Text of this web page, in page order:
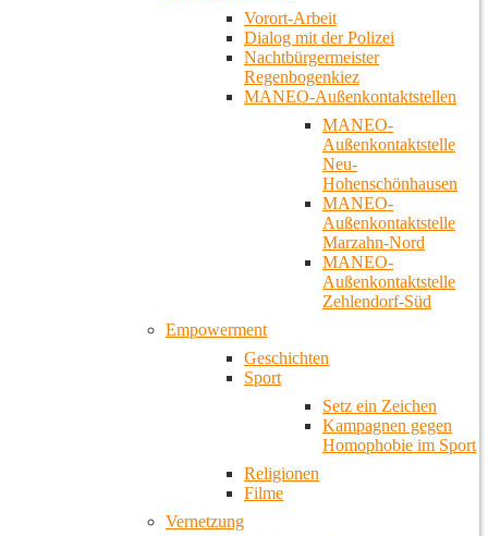
Vorort-Arbeit
Dialog mit der Polizei
Nachtbürgermeister
Regenbogenkiez
MANEO-Außenkontaktstellen
MANEO-
Außenkontaktstelle
Neu-
Hohenschönhausen
MANEO-
Außenkontaktstelle
Marzahn-Nord
MANEO-
Außenkontaktstelle
Zehlendorf-Süd
Empowerment
Geschichten
Sport
Setz ein Zeichen
Kampagnen gegen
Homophobie im Sport
Religionen
Filme
Vernetzung